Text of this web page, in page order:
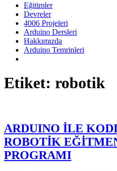
Eğitimler
Devreler
4006 Projeleri
Arduino Dersleri
Hakkımızda
Arduino Temrinleri
Etiket: robotik
ARDUINO İLE
ROBOTİK
PROGRAMI